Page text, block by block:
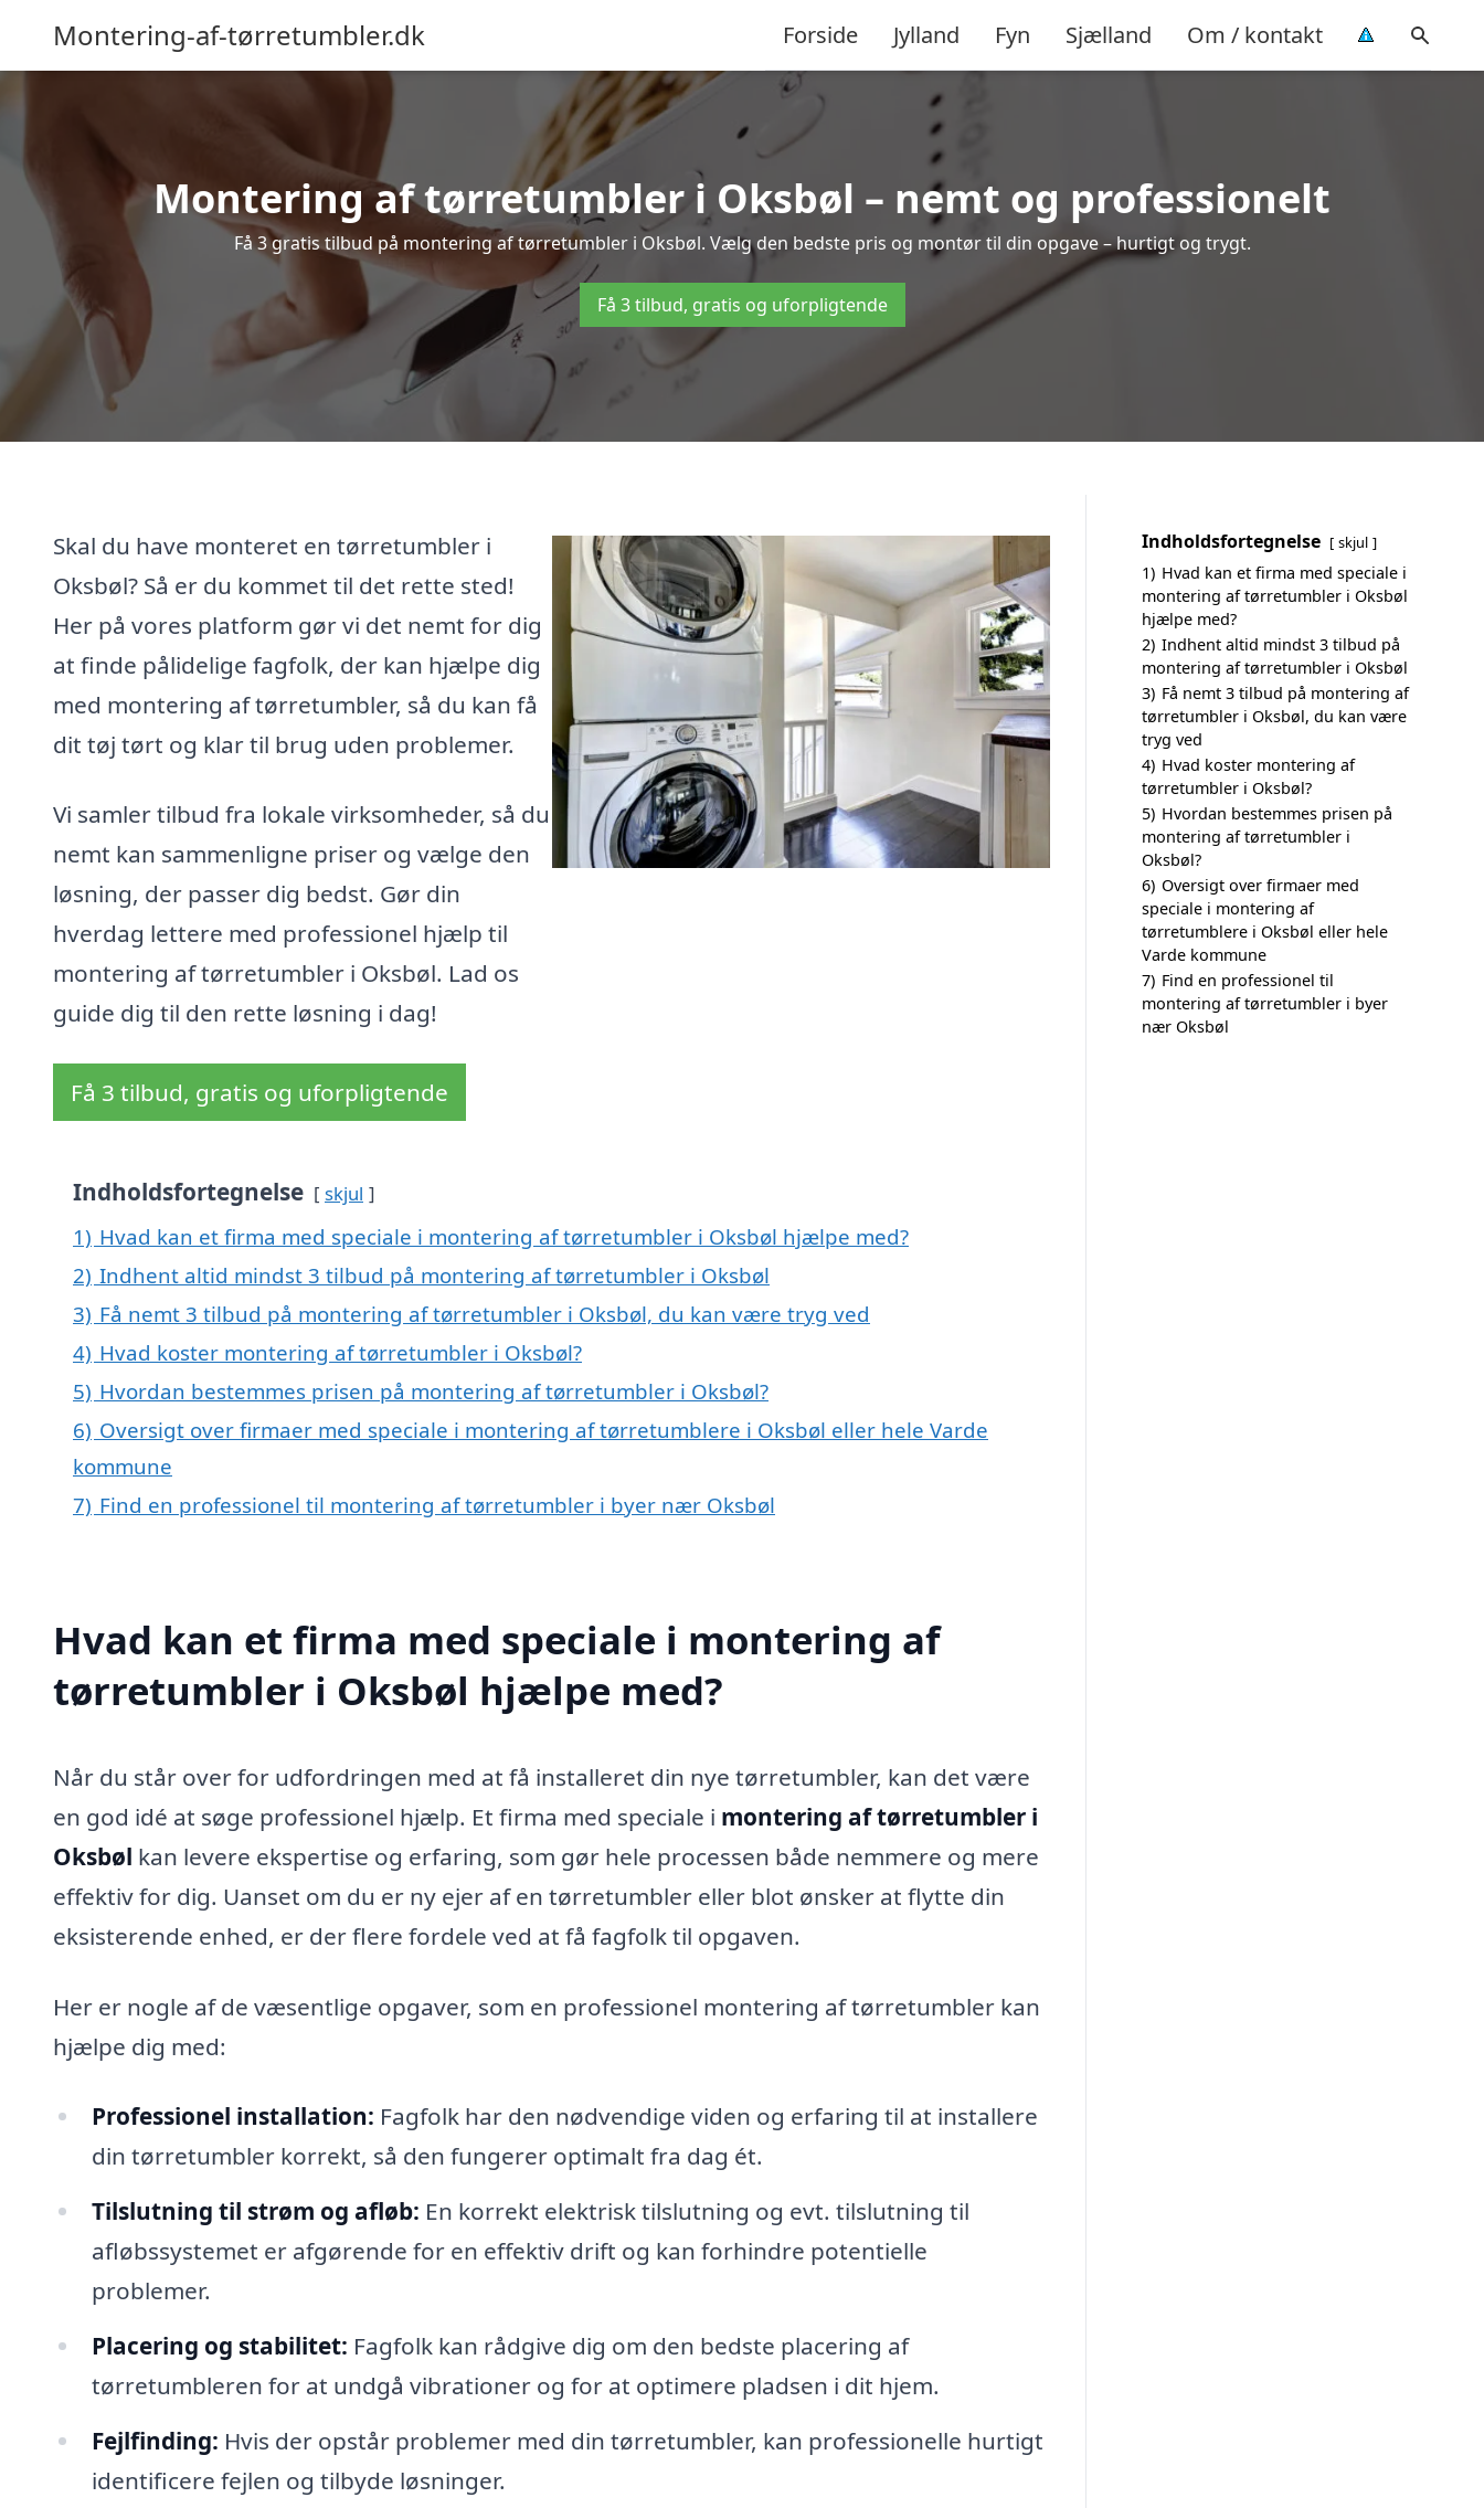
Montering-af-tørretumbler.dk Forside Jylland Fyn Sjælland Om / kontakt
Montering af tørretumbler i Oksbøl – nemt og professionelt
Få 3 gratis tilbud på montering af tørretumbler i Oksbøl. Vælg den bedste pris og montør til din opgave – hurtigt og trygt.
Få 3 tilbud, gratis og uforpligtende
Skal du have monteret en tørretumbler i
Oksbøl? Så er du kommet til det rette sted!
Her på vores platform gør vi det nemt for dig
at finde pålidelige fagfolk, der kan hjælpe dig
med montering af tørretumbler, så du kan få
dit tøj tørt og klar til brug uden problemer.
Vi samler tilbud fra lokale virksomheder, så du
nemt kan sammenligne priser og vælge den
løsning, der passer dig bedst. Gør din
hverdag lettere med professionel hjælp til
montering af tørretumbler i Oksbøl. Lad os
guide dig til den rette løsning i dag!
Få 3 tilbud, gratis og uforpligtende
Indholdsfortegnelse skjul
1) Hvad kan et firma med speciale i montering af tørretumbler i Oksbøl hjælpe med?
2) Indhent altid mindst 3 tilbud på montering af tørretumbler i Oksbøl
3) Få nemt 3 tilbud på montering af tørretumbler i Oksbøl, du kan være tryg ved
4) Hvad koster montering af tørretumbler i Oksbøl?
5) Hvordan bestemmes prisen på montering af tørretumbler i Oksbøl?
6) Oversigt over firmaer med speciale i montering af tørretumblere i Oksbøl eller hele Varde
kommune
7) Find en professionel til montering af tørretumbler i byer nær Oksbøl
Hvad kan et firma med speciale i montering af
tørretumbler i Oksbøl hjælpe med?
Når du står over for udfordringen med at få installeret din nye tørretumbler, kan det være
en god idé at søge professionel hjælp. Et firma med speciale i montering af tørretumbler i
Oksbøl kan levere ekspertise og erfaring, som gør hele processen både nemmere og mere
effektiv for dig. Uanset om du er ny ejer af en tørretumbler eller blot ønsker at flytte din
eksisterende enhed, er der flere fordele ved at få fagfolk til opgaven.
Her er nogle af de væsentlige opgaver, som en professionel montering af tørretumbler kan
hjælpe dig med:
Professionel installation: Fagfolk har den nødvendige viden og erfaring til at installere
din tørretumbler korrekt, så den fungerer optimalt fra dag ét.
Tilslutning til strøm og afløb: En korrekt elektrisk tilslutning og evt. tilslutning til
afløbssystemet er afgørende for en effektiv drift og kan forhindre potentielle
problemer.
Placering og stabilitet: Fagfolk kan rådgive dig om den bedste placering af
tørretumbleren for at undgå vibrationer og for at optimere pladsen i dit hjem.
Fejlfinding: Hvis der opstår problemer med din tørretumbler, kan professionelle hurtigt
identificere fejlen og tilbyde løsninger.
Indholdsfortegnelse skjul
1) Hvad kan et firma med speciale i
montering af tørretumbler i Oksbøl
hjælpe med?
2) Indhent altid mindst 3 tilbud på
montering af tørretumbler i Oksbøl
3) Få nemt 3 tilbud på montering af
tørretumbler i Oksbøl, du kan være
tryg ved
4) Hvad koster montering af
tørretumbler i Oksbøl?
5) Hvordan bestemmes prisen på
montering af tørretumbler i
Oksbøl?
6) Oversigt over firmaer med
speciale i montering af
tørretumblere i Oksbøl eller hele
Varde kommune
7) Find en professionel til
montering af tørretumbler i byer
nær Oksbøl